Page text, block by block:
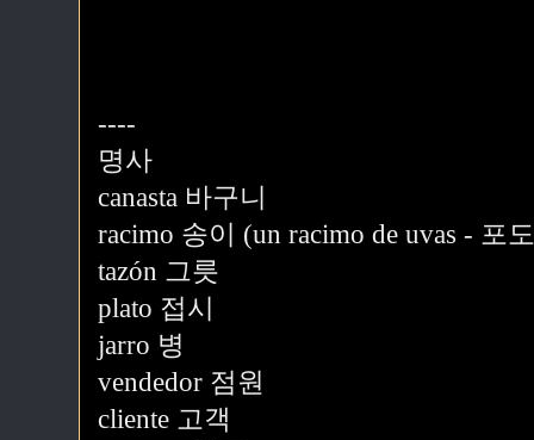
----
명사
canasta 바구니
racimo 송이 (un racimo de uvas - 포
tazón 그릇
plato 접시
jarro 병
vendedor 점원
cliente 고객